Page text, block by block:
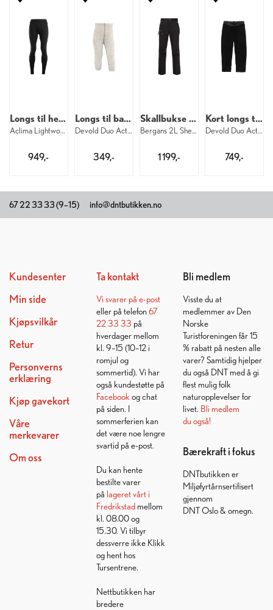
Longs til herre
Aclima Lightwool 140 Longs M 123
949,-
Longs til baby
Devold Duo Active Merino Longs Baby 010
349,-
Skallbukse til junior
Bergans 2L Shell Pants Jr 91
1 199,-
Kort longs til dame
Devold Duo Active Merino 3/4 Longs W 950
749,-
67 22 33 33 (9–15) info@dntbutikken.no
Kundesenter
Min side
Kjøpsvilkår
Retur
Personverns
erklæring
Kjøp gavekort
Våre
merkevarer
Om oss
Ta kontakt
Vi svarer på e-post
eller på telefon 67
22 33 33 på
hverdager mellom
kl. 9–15 (10–12 i
romjul og
sommertid). Vi har
også kundestøtte på
Facebook og chat
på siden. I
sommerferien kan
det være noe lengre
svartid på e-post.
Du kan hente
bestilte varer
på lageret vårt i
Fredrikstadmellom
kl. 08.00 og
15.30. Vi tilbyr
dessverre ikke Klikk
og hent hos
Tursentrene.
Nettbutikken har
bredere
Bli medlem
Visste du at
medlemmer av Den
Norske
Turistforeningen får 15
% rabatt på nesten alle
varer? Samtidig hjelper
du også DNT med å gi
flest mulig folk
naturopplevelser for
livet. Bli medlem
du også!
Bærekraft i fokus
DNTbutikken er
Miljøfyrtårnsertifisert
gjennom
DNT Oslo & omegn.